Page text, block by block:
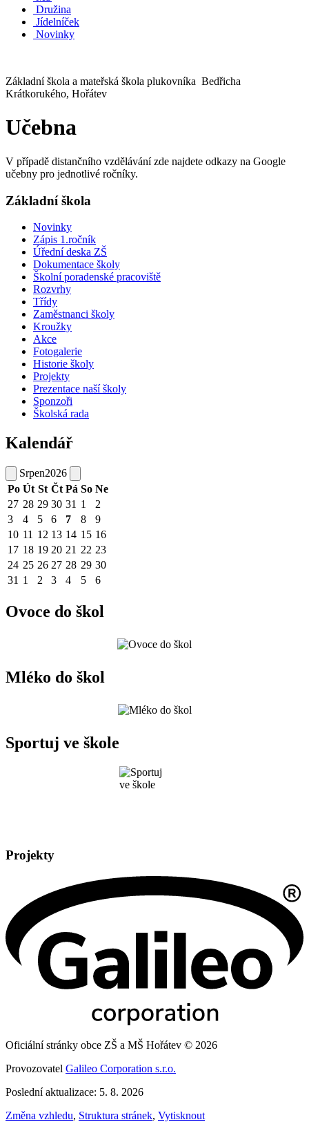
Družina
Jídelníček
Novinky
Základní škola a mateřská škola plukovníka Bedřicha
Krátkorukého, Hořátev
Učebna
V případě distančního vzdělávání zde najdete odkazy na Google
učebny pro jednotlivé ročníky.
Základní škola
Novinky
Zápis 1.ročník
Úřední deska ZŠ
Dokumentace školy
Školní poradenské pracoviště
Rozvrhy
Třídy
Zaměstnanci školy
Kroužky
Akce
Fotogalerie
Historie školy
Projekty
Prezentace naší školy
Sponzoři
Školská rada
Kalendář
Srpen2026
Po Út St Čt Pá So Ne
27 28 29 30 31 1
2
3
4 5 6 7 8
9
10 11 12 13 14 15 16
17 18 19 20 21 22 23
24 25 26 27 28 29 30
31 1 2 3 4 5 6
Ovoce do škol
Mléko do škol
Sportuj ve škole
Projekty
Oficiální stránky obce ZŠ a MŠ Hořátev © 2026
Provozovatel Galileo Corporation s.r.o.
Poslední aktualizace: 5. 8. 2026
Změna vzhledu, Struktura stránek, Vytisknout